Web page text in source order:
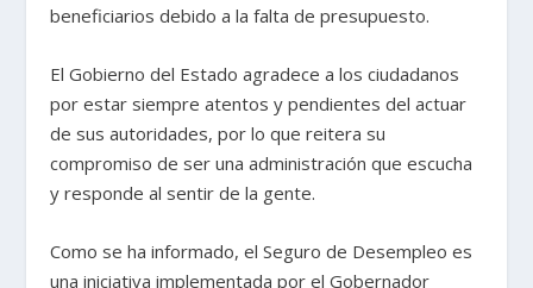
beneficiarios debido a la falta de presupuesto.
El Gobierno del Estado agradece a los ciudadanos
por estar siempre atentos y pendientes del actuar
de sus autoridades, por lo que reitera su
compromiso de ser una administración que escucha
y responde al sentir de la gente.
Como se ha informado, el Seguro de Desempleo es
una iniciativa implementada por el Gobernador